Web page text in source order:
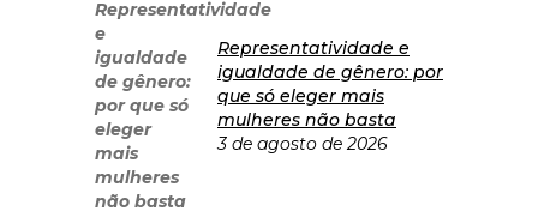
Representatividade e
igualdade de gênero: por
que só eleger mais
mulheres não basta
3 de agosto de 2026